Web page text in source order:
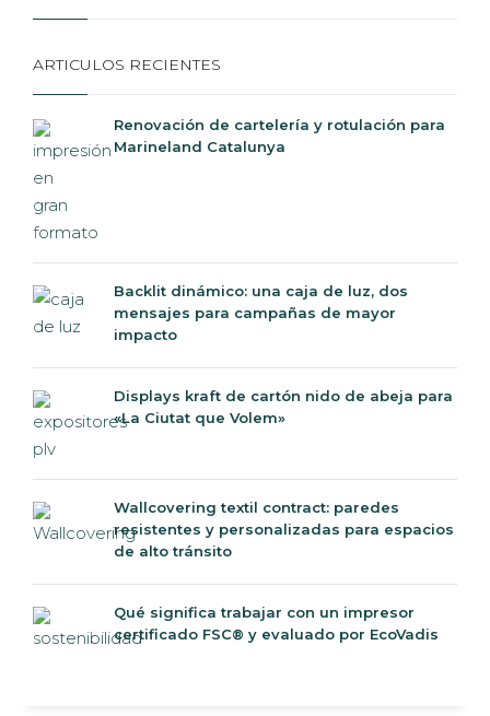
ARTICULOS RECIENTES
Renovación de cartelería y rotulación para
Marineland Catalunya
Backlit dinámico: una caja de luz, dos
mensajes para campañas de mayor
impacto
Displays kraft de cartón nido de abeja para
«La Ciutat que Volem»
Wallcovering textil contract: paredes
resistentes y personalizadas para espacios
de alto tránsito
Qué significa trabajar con un impresor
certificado FSC® y evaluado por EcoVadis